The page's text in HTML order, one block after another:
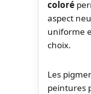
coloré
aspect
uniforme
choix.
Les
peintures